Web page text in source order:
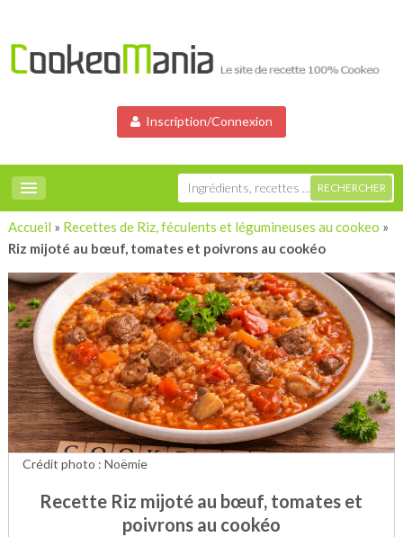
Inscription/Connexion
Accueil » Recettes de Riz, féculents et légumineuses au cookeo »
Riz mijoté au bœuf, tomates et poivrons au cookéo
Recette Riz mijoté au bœuf, tomates et
poivrons au cookéo
Crédit photo : Noëmie